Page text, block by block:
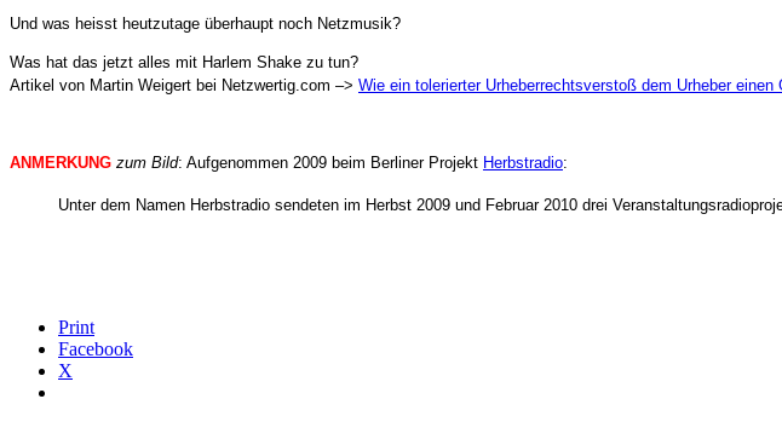
Und was heisst heutzutage überhaupt noch Netzmusik?
Was hat das jetzt alles mit Harlem Shake zu tun?
Artikel von Martin Weigert bei Netzwertig.com –> Wie ein tolerierter Urheberrechtsverstoß dem Urheber einen
ANMERKUNG zum Bild: Aufgenommen 2009 beim Berliner Projekt Herbstradio:
Unter dem Namen Herbstradio sendeten im Herbst 2009 und Februar 2010 drei
Print
Facebook
X